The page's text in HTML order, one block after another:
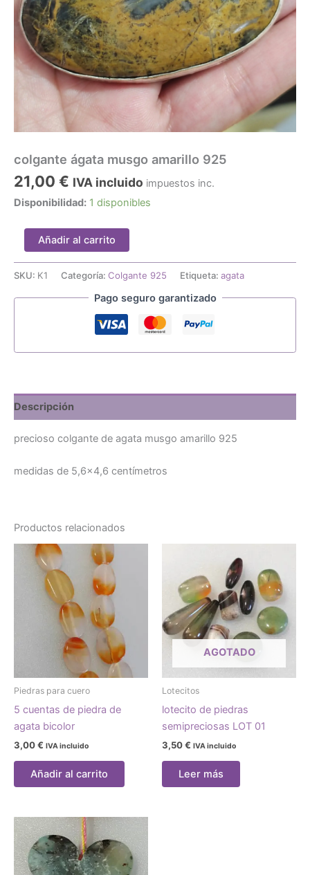
colgante ágata musgo amarillo 925
21,00 € IVA incluido impuestos inc.
Disponibilidad: 1 disponibles
colgante
ágata
musgo
amarillo
cantidad
Añadir al carrito
SKU: K1 Categoría: Colgante 925 Etiqueta: agata
Pago seguro garantizado
Descripción
precioso colgante de agata musgo amarillo 925
medidas de 5,6×4,6 centímetros
Productos relacionados
Piedras para cuero
5 cuentas de piedra de
agata bicolor
3,00€ IVA incluido
Añadir al carrito
AGOTADO
Lotecitos
lotecito de piedras
semipreciosas LOT 01
3,50€ IVA incluido
Leer más